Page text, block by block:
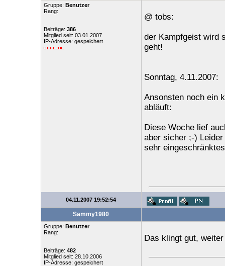
Gruppe: Benutzer
Rang:
Beiträge: 386
Mitglied seit: 03.01.2007
IP-Adresse: gespeichert
@ tobs:
der Kampfgeist wird
geht!
Sonntag, 4.11.2007:
Ansonsten noch ein
abläuft:
Diese Woche lief
aber sicher ;-)
sehr
04.11.2007 19:52:54
Sammy1980
Gruppe: Benutzer
Rang:
Beiträge: 482
Mitglied seit: 28.10.2006
IP-Adresse: gespeichert
Das klingt gut,